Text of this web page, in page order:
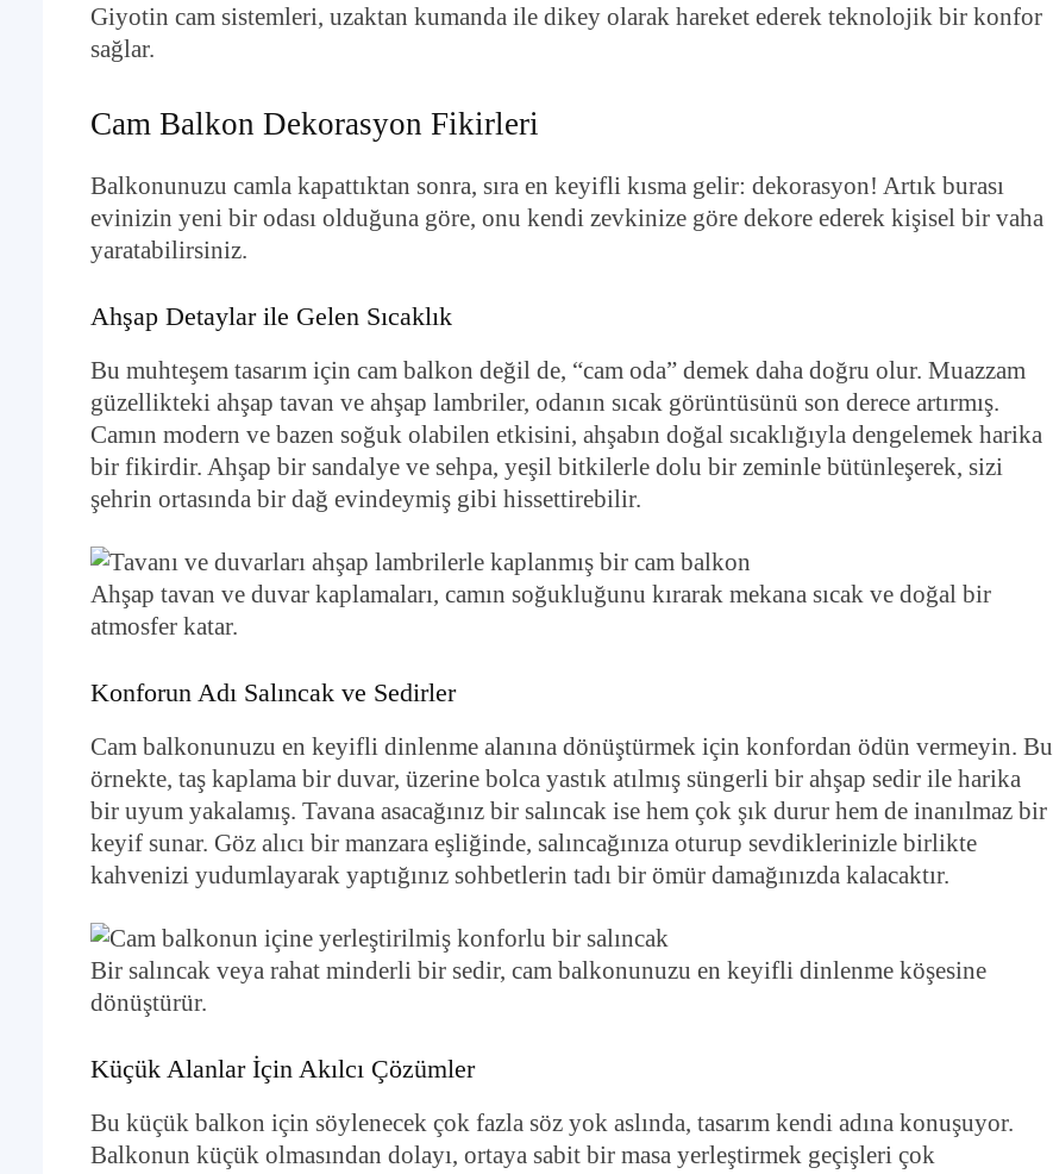
Giyotin cam sistemleri, uzaktan kumanda ile dikey olarak hareket ederek teknolojik bir konfor
sağlar.
Cam Balkon Dekorasyon Fikirleri
Balkonunuzu camla kapattıktan sonra, sıra en keyifli kısma gelir: dekorasyon! Artık burası
evinizin yeni bir odası olduğuna göre, onu kendi zevkinize göre dekore ederek kişisel bir vaha
yaratabilirsiniz.
Ahşap Detaylar ile Gelen Sıcaklık
Bu muhteşem tasarım için cam balkon değil de, “cam oda” demek daha doğru olur. Muazzam
güzellikteki ahşap tavan ve ahşap lambriler, odanın sıcak görüntüsünü son derece artırmış.
Camın modern ve bazen soğuk olabilen etkisini, ahşabın doğal sıcaklığıyla dengelemek harika
bir fikirdir. Ahşap bir sandalye ve sehpa, yeşil bitkilerle dolu bir zeminle bütünleşerek, sizi
şehrin ortasında bir dağ evindeymiş gibi hissettirebilir.
Ahşap tavan ve duvar kaplamaları, camın soğukluğunu kırarak mekana sıcak ve doğal bir
atmosfer katar.
Konforun Adı Salıncak ve Sedirler
Cam balkonunuzu en keyifli dinlenme alanına dönüştürmek için konfordan ödün vermeyin. Bu
örnekte, taş kaplama bir duvar, üzerine bolca yastık atılmış süngerli bir ahşap sedir ile harika
bir uyum yakalamış. Tavana asacağınız bir salıncak ise hem çok şık durur hem de inanılmaz bir
keyif sunar. Göz alıcı bir manzara eşliğinde, salıncağınıza oturup sevdiklerinizle birlikte
kahvenizi yudumlayarak yaptığınız sohbetlerin tadı bir ömür damağınızda kalacaktır.
Bir salıncak veya rahat minderli bir sedir, cam balkonunuzu en keyifli dinlenme köşesine
dönüştürür.
Küçük Alanlar İçin Akılcı Çözümler
Bu küçük balkon için söylenecek çok fazla söz yok aslında, tasarım kendi adına konuşuyor.
Balkonun küçük olmasından dolayı, ortaya sabit bir masa yerleştirmek geçişleri çok